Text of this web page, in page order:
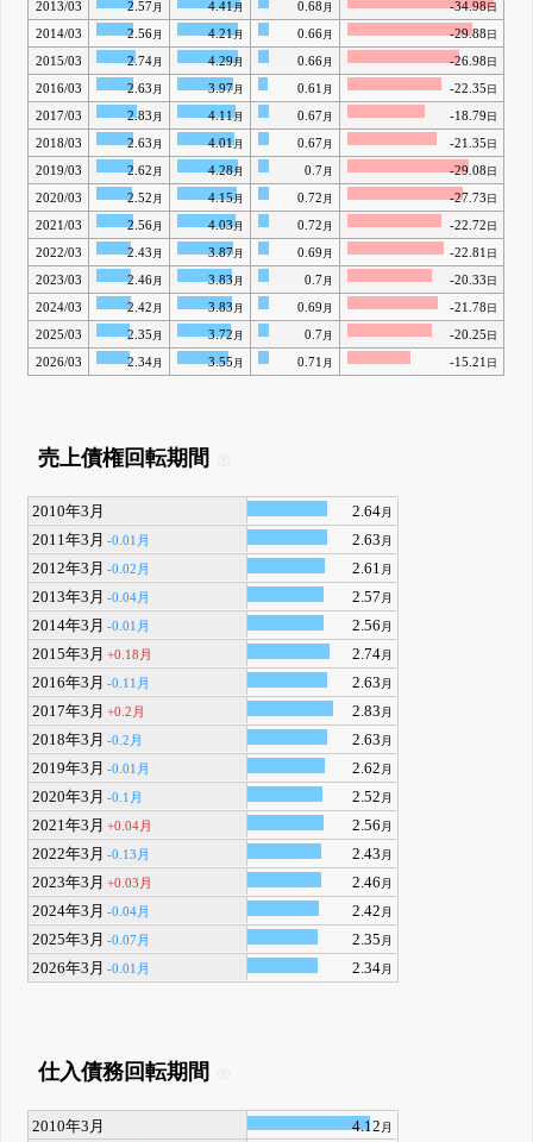
2013/03 2.57 月 4.41月 0.68 月 -34.98日
2014/03 2.56月 4.21月 0.66月 -29.88 日
2015/03 2.74月 4.29月 0.66月 -26.98 日
2016/03 2.63 月 3.97月 0.61 月 -22.35 日
2017/03 2.83 月 4.11月 0.67 月 -18.79 日
2018/03 2.63 月 4.01月 0.67 月 -21.35 日
2019/03 2.62 月 4.28月 0.7 月 -29.08 日
2020/03 2.52 月 4.15月 0.72 月 -27.73 日
2021/03 2.56月 4.03月 0.72 月 -22.72 日
2022/03 2.43 月 3.87月 0.69 月 -22.81 日
2023/03 2.46月 3.83 月 0.7 月 -20.33 日
2024/03 2.42 月 3.83 月 0.69 月 -21.78 日
2025/03 2.35 月 3.72 月 0.7 月 -20.25 日
2026/03 2.34月 3.55 月 0.71 月 -15.21 日
売上債権回転期間
2010年3月 2.64月
2011年3月 -0.01月 2.63月
2012年3月 -0.02月 2.61月
2013年3月 -0.04月 2.57月
2014年3月 -0.01月 2.56月
2015年3月 +0.18月 2.74月
2016年3月 -0.11月 2.63月
2017年3月 +0.2月 2.83月
2018年3月 -0.2月 2.63月
2019年3月 -0.01月 2.62月
2020年3月 -0.1月 2.52月
2021年3月 +0.04月 2.56月
2022年3月 -0.13月 2.43月
2023年3月 +0.03月 2.46月
2024年3月 -0.04月 2.42月
2025年3月 -0.07月 2.35月
2026年3月 -0.01月 2.34月
仕入債務回転期間
2010年3月 4.12 月